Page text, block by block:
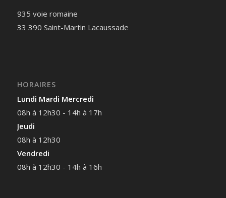
935 voie romaine
33 390 Saint-Martin Lacaussade
HORAIRES
Lundi Mardi Mercredi
08h à 12h30 - 14h à 17h
Jeudi
08h à 12h30
Vendredi
08h à 12h30 - 14h à 16h